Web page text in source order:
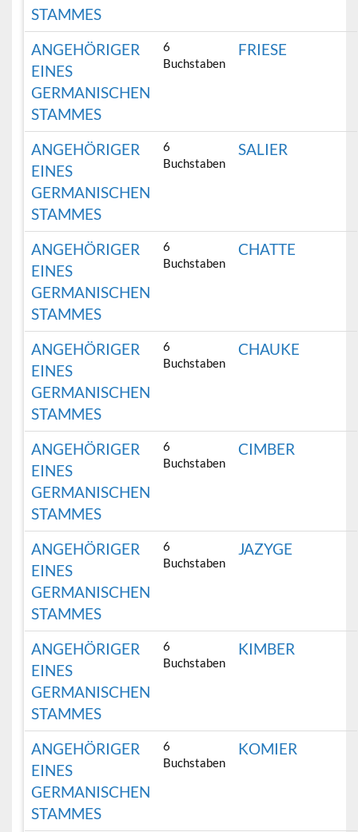
STAMMES
ANGEHÖRIGER
EINES
GERMANISCHEN
STAMMES
6
Buchstaben
FRIESE
ANGEHÖRIGER
EINES
GERMANISCHEN
STAMMES
6
Buchstaben
SALIER
ANGEHÖRIGER
EINES
GERMANISCHEN
STAMMES
6
Buchstaben
CHATTE
ANGEHÖRIGER
EINES
GERMANISCHEN
STAMMES
6
Buchstaben
CHAUKE
ANGEHÖRIGER
EINES
GERMANISCHEN
STAMMES
6
Buchstaben
CIMBER
ANGEHÖRIGER
EINES
GERMANISCHEN
STAMMES
6
Buchstaben
JAZYGE
ANGEHÖRIGER
EINES
GERMANISCHEN
STAMMES
6
Buchstaben
KIMBER
ANGEHÖRIGER
EINES
GERMANISCHEN
STAMMES
6
Buchstaben
KOMIER